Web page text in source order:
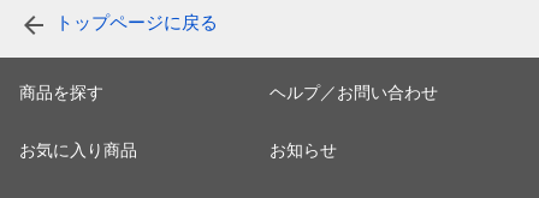
トップページに戻る
商品を探す
お気に入り商品
ヘルプ／お問い合わせ
お知らせ